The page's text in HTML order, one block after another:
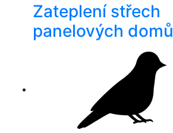
Zateplení střech
panelových domů